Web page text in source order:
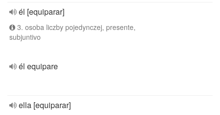
él [equiparar]
3. osoba liczby pojedynczej, presente,
subjuntivo
él equipare
ella [equiparar]